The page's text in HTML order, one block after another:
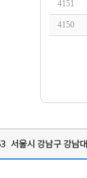
4151
4150